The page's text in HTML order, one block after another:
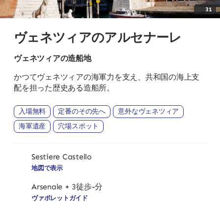
31
ヴェネツィアのアルセナーレ
ヴェネツィアの造船地
かつてヴェネツィアの海軍力を支え、共和国の海上支
配を担った歴史ある造船所。
入場無料 定番のその先へ
意外なヴェネツィア
海軍遺産
穴場スポット
Sestiere Castello
地図で表示
Arsenale + 3徒歩-分
ヴァポレットガイド